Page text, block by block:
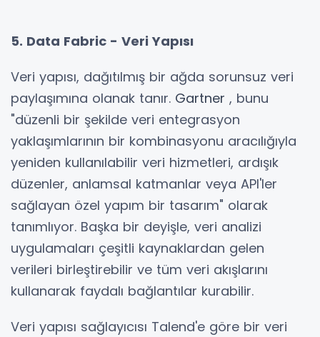
5. Data Fabric - Veri Yapısı
Veri yapısı, dağıtılmış bir ağda sorunsuz veri
paylaşımına olanak tanır. Gartner , bunu
"düzenli bir şekilde veri entegrasyon
yaklaşımlarının bir kombinasyonu aracılığıyla
yeniden kullanılabilir veri hizmetleri, ardışık
düzenler, anlamsal katmanlar veya API'ler
sağlayan özel yapım bir tasarım" olarak
tanımlıyor. Başka bir deyişle, veri analizi
uygulamaları çeşitli kaynaklardan gelen
verileri birleştirebilir ve tüm veri akışlarını
kullanarak faydalı bağlantılar kurabilir.
Veri yapısı sağlayıcısı Talend'e göre bir veri